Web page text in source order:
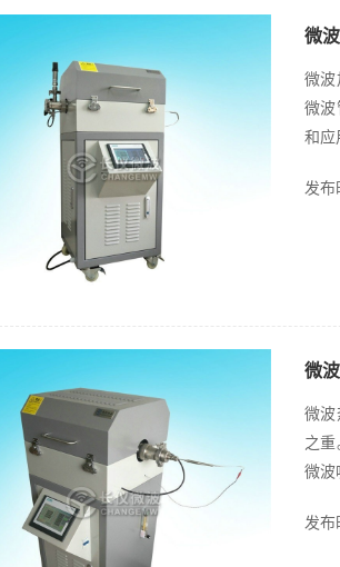
微
微波
微波
和应
发布
微
微波
之
微波
发布